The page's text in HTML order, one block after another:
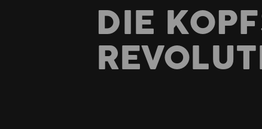
DIE